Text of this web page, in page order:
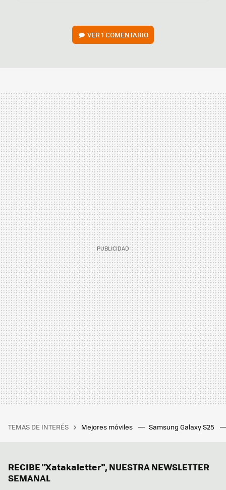
VER1 COMENTARIO
TEMAS DE INTERÉS Mejores móviles Samsung Galaxy S25
RECIBE "Xatakaletter", NUESTRA NEWSLETTER
SEMANAL